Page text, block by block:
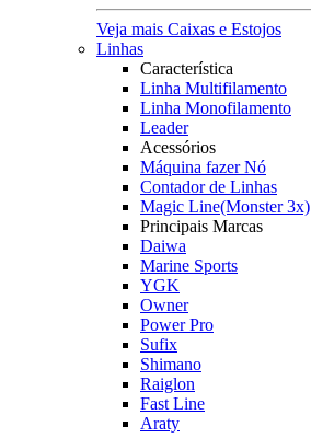
Veja mais Caixas e Estojos
Linhas
Característica
Linha Multifilamento
Linha Monofilamento
Leader
Acessórios
Máquina fazer Nó
Contador de Linhas
Magic Line(Monster 3x)
Principais Marcas
Daiwa
Marine Sports
YGK
Owner
Power Pro
Sufix
Shimano
Raiglon
Fast Line
Araty